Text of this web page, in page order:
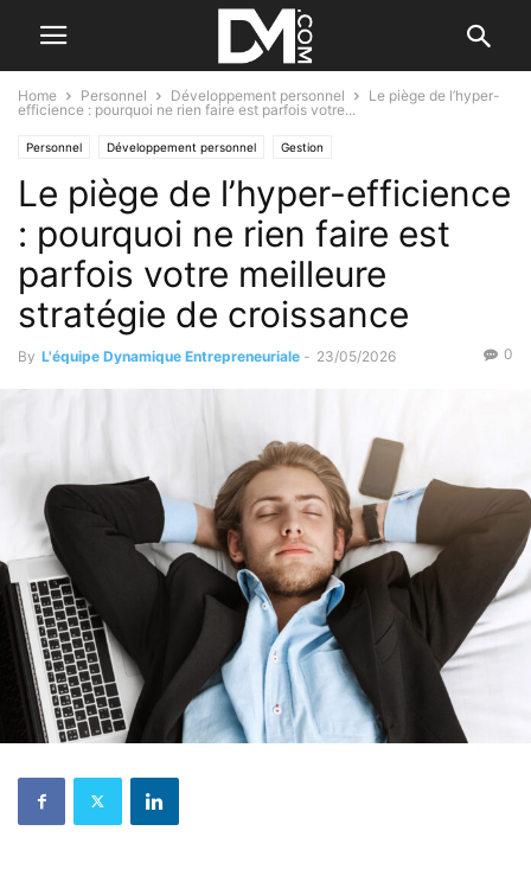
Home Personnel Développement personnel
Le piège de l’hyper-
efficience : pourquoi ne rien faire est parfois votre...
Personnel Développement personnel Gestion
Gestion du temps et du stress
Le piège de l’hyper-efficience
: pourquoi ne rien faire est
parfois votre meilleure
stratégie de croissance
By L'équipe Dynamique Entrepreneuriale - 23/05/2026 0